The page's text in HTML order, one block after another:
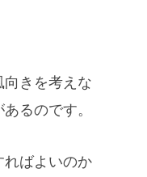
きを考えな
るのです。
ればよいのか